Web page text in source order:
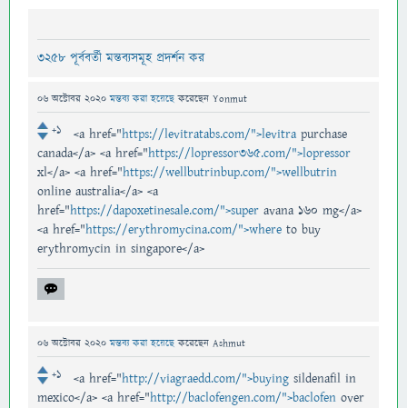
3258 পূর্ববর্তী মন্তব্যসমূহ প্রদর্শন কর
06 অক্টোবর 2020 মন্তব্য করা হয়েছেকরেছেন Yonmut
+1 <a href="https://levitratabs.com/">levitra purchase
canada</a> <a href="https://lopressor365.com/">lopressor
xl</a> <a href="https://wellbutrinbup.com/">wellbutrin
online australia</a> <a
href="https://dapoxetinesale.com/">super avana 160 mg</a>
<a href="https://erythromycina.com/">where to buy
erythromycin in singapore</a>
06 অক্টোবর 2020 মন্তব্য করা হয়েছেকরেছেন Ashmut
+1 <a href="http://viagraedd.com/">buying sildenafil in
mexico</a> <a href="http://baclofengen.com/">baclofen over